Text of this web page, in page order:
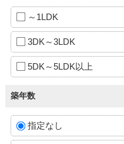
～1LDK
3DK～3LDK
5DK～5LDK以上
築年数
指定なし